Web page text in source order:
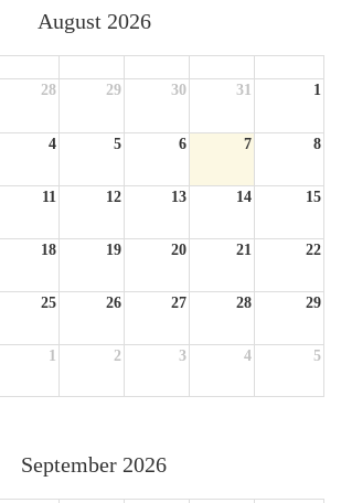
August 2026
28 29 30 31 1
4 5 6 7 8
11 12 13 14 15
18 19 20 21 22
25 26 27 28 29
1 2 3 4 5
September 2026